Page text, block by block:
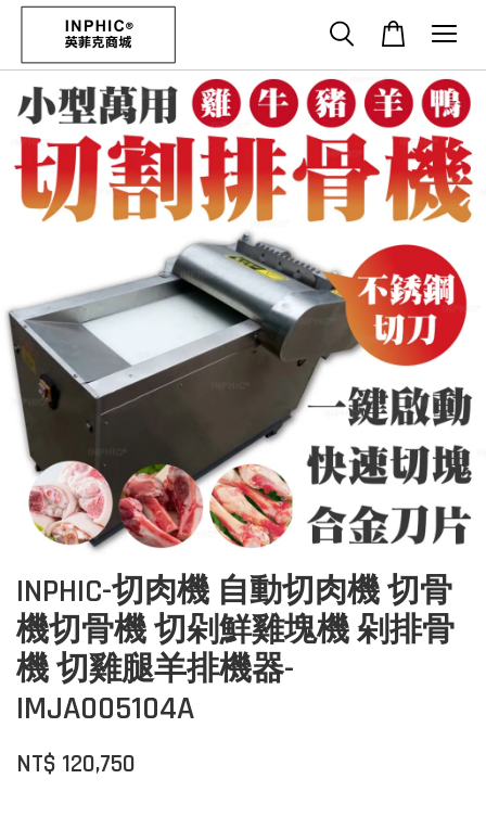
INPHIC-切肉機 自動切肉機 切骨
機切骨機 切剁鮮雞塊機 剁排骨
機 切雞腿羊排機器-
IMJA005104A
NT$ 120,750